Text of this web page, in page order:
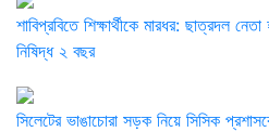
শাবিপ্রবিতে শিক্ষার্থীকে মারধর: ছাত্রদল
নিষিদ্ধ ২ বছর
সিলেটের ভাঙাচোরা সড়ক নিয়ে সিসিক